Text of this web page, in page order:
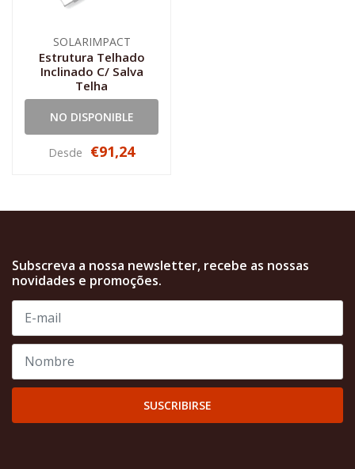
SOLARIMPACT
Estrutura Telhado
Inclinado C/ Salva
Telha
NO DISPONIBLE
Desde €91,24
Subscreva a nossa newsletter, recebe as nossas
novidades e promoções.
SUSCRIBIRSE